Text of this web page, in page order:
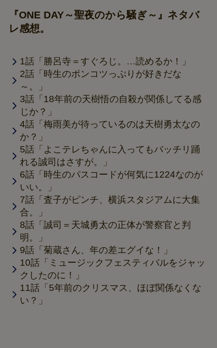
『ONE DAY～聖夜のから騒ぎ～』ネタバ
レ感想。
1話「勝呂寺＝すぐろじ。…読めるか！」
2話「時生のポンコツっぷりが好きだな
～。」
3話「18年前の天樹悟の自殺が関係してる感
じか？」
4話「梅雨美が待っているのは天樹勇太なの
か？」
5話「よこテレちゃんに入ってもバッチリ踊
れる誠司はさすが。」
6話「時生のパスコードが何気に1224なのが
いい。」
7話「査子がピンチ、横浜スタジアムに大集
合。」
8話「誠司＝天城勇太の正体が警察官と判
明。」
9話「菊蔵さん、年の差エグイな！」
10話「ミュージックフェスティバルをジャッ
クしたのに！」
11話「5年前のクリスマス、ほぼ関係なくな
い？」